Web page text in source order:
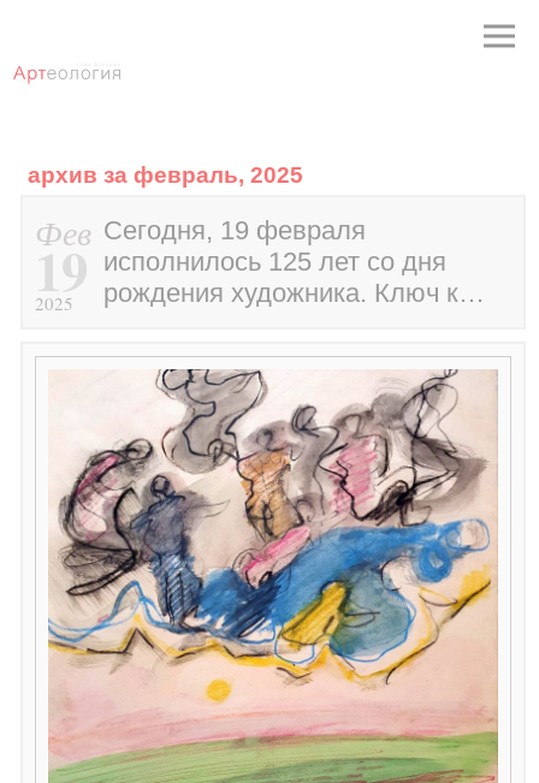
архив за февраль, 2025
Фев
19
2025
Сегодня, 19 февраля
исполнилось 125 лет со дня
рождения художника. Ключ к…